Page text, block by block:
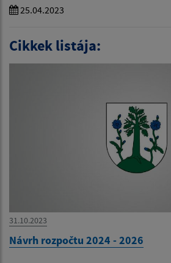
25.04.2023
Cikkek listája:
31.10.2023
Návrh rozpočtu 2024 - 2026